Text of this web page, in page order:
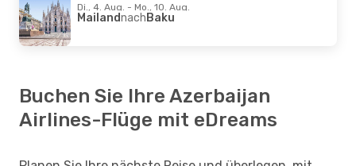
Di., 4. Aug. - Mo., 10. Aug.
MailandnachBaku
Buchen Sie Ihre Azerbaijan
Airlines-Flüge mit eDreams